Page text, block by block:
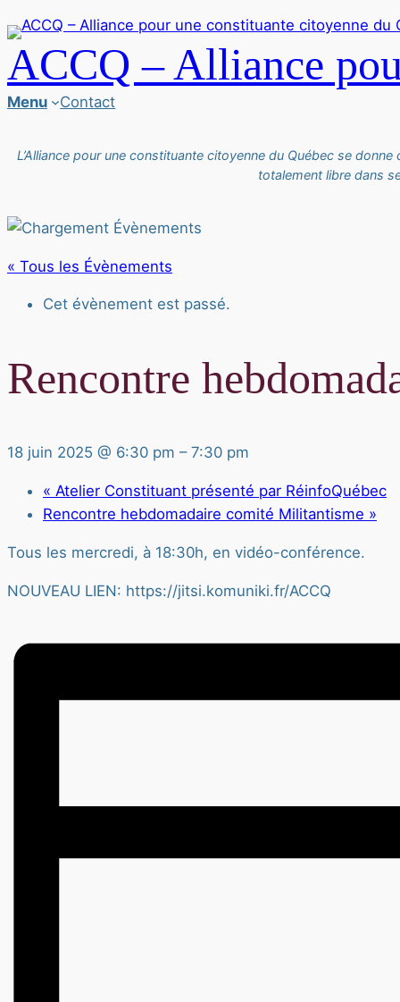
ACCQ – Alliance
Menu Contact
L’Alliance pour une constituante citoyenne du Québec se
totalement libre dans
« Tous les Évènements
Cet évènement est passé.
Rencontre
18 juin 2025 @ 6:30 pm – 7:30 pm
« Atelier Constituant présenté par RéinfoQuébec
Rencontre hebdomadaire comité Militantisme »
Tous les mercredi, à 18:30h, en vidéo-conférence.
NOUVEAU LIEN: https://jitsi.komuniki.fr/ACCQ